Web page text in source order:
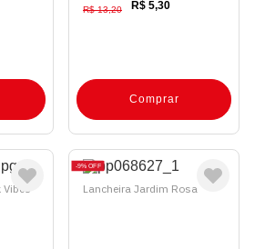
R$ 13,20 R$ 5,30
Comprar
9% OFF
Lancheira Jardim Rosa